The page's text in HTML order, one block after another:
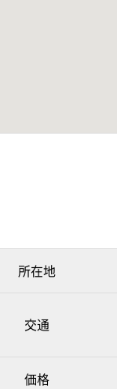
所在地
交通
価格